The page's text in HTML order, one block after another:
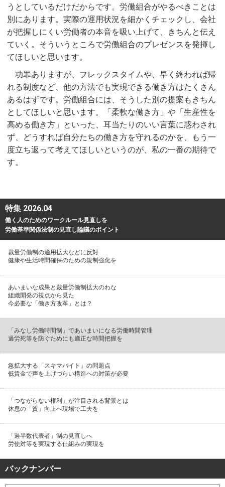
うとしているだけだからです。労働組合がやるべきことは
別にあります。実際の運用状況を細かくチェックし、会社
が把握しにくい労働者の本音を吸い上げて、きちんと伝え
ていく。そういうところで労働組合のプレゼンスを発揮し
てほしいと思います。
功罪ありますが、フレックスタイムや、早く終われば帰
れる制度など、他の方法でも実現できる働き方はたくさん
あるはずです。労働組合には、そうした別の提案もきちん
としてほしいと思います。「柔軟な働き方」や「生産性を
高める働き方」といった、耳当たりのいい言葉に惑わされ
ず、どうすれば自分たちの働き方を守れるのかを、もう一
度立ち返って考えてほしいというのが、私の一番の期待で
す。
特集 2026.04
働く人のためのワークルール見直しを
労働基準関係法制の見直し論議のポイント
裁量労働制の適用拡大などに反対
健康や生活時間確保のための規制強化を
あいまいな成果と裁量労働制拡大のわな
組織開発の視点から見た
今必要な「働き方改革」とは？
「みなし労働時間制」であいまいになる労働時間管理
過労死等を防ぐためにも適正な時間把握を
急拡大する「スキマバイト」の問題点
低賃金で声を上げづらい構造への対策が必要
「つながらない権利」が注目される背景とは
休息の「質」向上へ現場で工夫を
「過半数代表者」制の見直しへ
労使対等を実現する仕組みの実現を
バックナンバー